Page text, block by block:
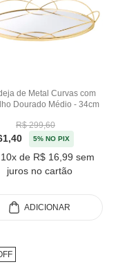
de Metal Curvas com
Dourado Médio - 34cm
R$ 299,60
5% NO PIX
de R$ 16,99 sem
juros no cartão
ADICIONAR